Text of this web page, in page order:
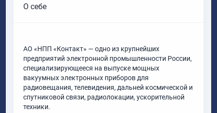
О себе
АО «НПП «Контакт» — одно из крупнейших
предприятий электронной промышленности России,
специализирующееся на выпуске мощных
вакуумных электронных приборов для
радиовещания, телевидения, дальней космической и
спутниковой связи, радиолокации, ускорительной
техники.